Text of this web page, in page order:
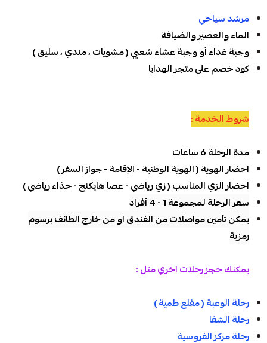
مرشد سياحي
الماء والعصير والضيافة
وجبة غداء أو وجبة عشاء شعبي ( مشويات ، مندي ، سليق )
كود خصم على متجر الهدايا
شروط الخدمة :
مدة الرحلة 6 ساعات
احضار الهوية ( الهوية الوطنية - الإقامة - جواز السفر )
احضار الزي المناسب ( زي رياضي - عصا هايكنج - حذاء رياضي )
سعر الرحلة لمجموعة 1 - 4 أفراد
يمكن تأمين مواصلات من الفندق او من خارج الطائف برسوم
رمزية
يمكنك حجز رحلات اخري مثل :
رحلة الوعبة ( مقلع طمية )
رحلة الشفا
رحلة مركز الفروسية